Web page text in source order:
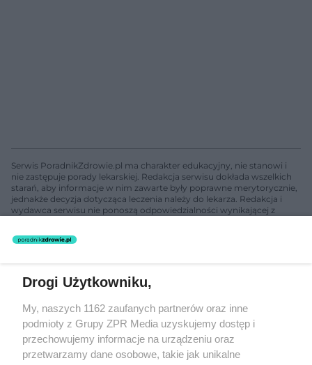
Serwis PoradnikZdrowie.pl ma charakter edukacyjny, nie stanowi i
nie zastępuje porady lekarskiej. Redakcja serwisu dokłada wszelkich
starań, aby informacje w nim zawarte były poprawne merytorycznie,
jednakże decyzja dotycząca leczenia należy do lekarza. Redakcja i
wydawca serwisu nie ponoszą odpowiedzialności wynikającej z
świadczeń zdrowotnych w rozumieniu art. 3 ust 1 ustawy o
rozpowszechniany lub dalej rozpowszechniany w jakikolwiek sposób
(w tym także elektroniczny lub mechaniczny) na jakimkolwiek polu
eksploatacji w jakiejkolwiek formie, włącznie z umieszczaniem w
Internecie bez pisemnej zgody właściciela praw. Jakiekolwiek użycie
lub wykorzystanie utworów w całości lub w części z naruszeniem
Drogi Użytkowniku,
My, naszych 1162 zaufanych partnerów oraz inne
podmioty z Grupy ZPR Media uzyskujemy dostęp i
przechowujemy informacje na urządzeniu oraz
przetwarzamy dane osobowe, takie jak unikalne